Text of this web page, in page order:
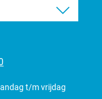
op het gebied van
onder het gras.
en onderhoud.
machines in
t/m vrijdag